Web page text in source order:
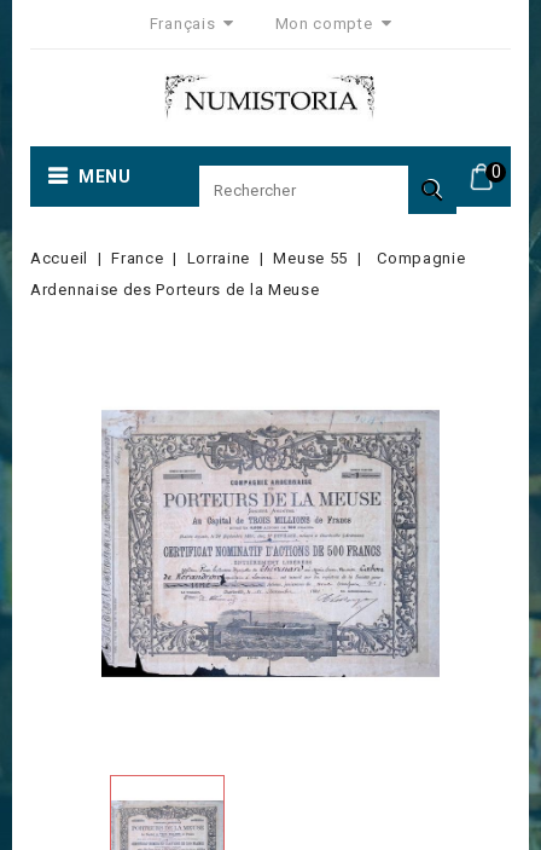
Français Mon compte
0
MENU 
Accueil France Lorraine Meuse 55
Compagnie
Ardennaise des Porteurs de la Meuse